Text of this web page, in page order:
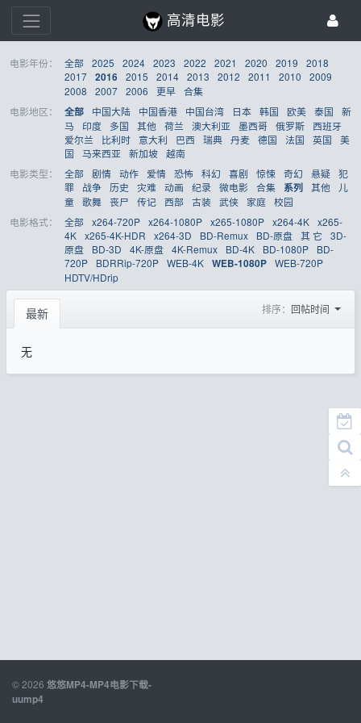
高清电影
电影年份： 全部 2025 2024 2023 2022 2021 2020 2019
2018
2017 2016 2015 2014 2013 2012 2011 2010
2009
2008
2007 2006 更早 合集
电影地区：
全部 中国大陆 中国香港 中国台湾 日本 韩国 欧美 泰国
新
马
印度 多国 其他 荷兰 澳大利亚 墨西哥 俄罗斯 西班牙
爱尔兰
比利时 意大利 巴西 瑞典 丹麦 德国 法国 英国
美
国
马来西亚 新加坡 越南
电影类型：
全部 剧情 动作 爱情 恐怖 科幻 喜剧 惊悚 奇幻 悬疑 犯
罪
战争 历史 灾难 动画 纪录 微电影 合集 系列 其他
儿
童 歌舞 丧尸 传记 西部 古装 武侠 家庭 校园
电影格式：
全部 x264-720P x264-1080P x265-1080P x264-4K x265-
4K x265-4K-HDR x264-3D BD-Remux BD-原盘 其 它
3D-
原盘
BD-3D 4K-原盘 4K-Remux BD-4K BD-1080P
BD-
720P
BDRRip-720P WEB-4K WEB-1080P WEB-720P
HDTV/HDrip
最新 排序： 回帖时间
无
© 2026 悠悠MP4-MP4电影下载-
uump4